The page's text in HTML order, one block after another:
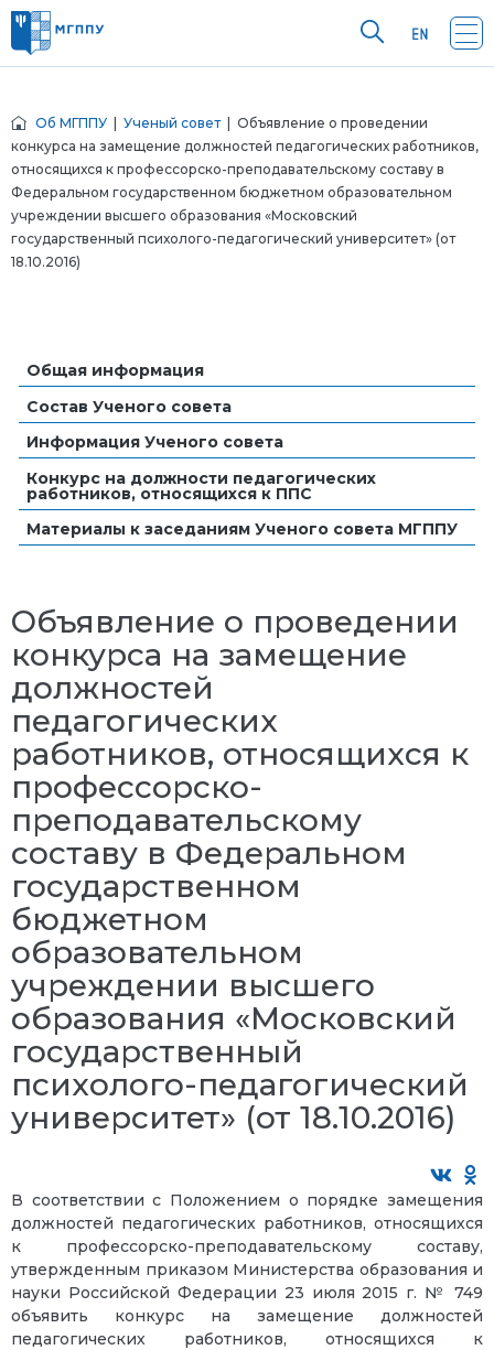
Об МГППУ Ученый совет| Объявление о проведении
конкурса на замещение должностей педагогических работников,
относящихся к профессорско-преподавательскому составу в
Федеральном государственном бюджетном образовательном
учреждении высшего образования «Московский
государственный психолого-педагогический университет» (от
18.10.2016)
Общая информация
Состав Ученого совета
Информация Ученого совета
Конкурс на должности педагогических
работников, относящихся к ППС
Материалы к заседаниям Ученого совета МГППУ
Объявление о проведении
конкурса на замещение
должностей
педагогических
работников, относящихся к
профессорско-
преподавательскому
составу в Федеральном
государственном
бюджетном
образовательном
учреждении высшего
образования «Московский
государственный
психолого-педагогический
университет» (от 18.10.2016)
В соответствии с Положением о порядке замещения
должностей педагогических работников, относящихся
к профессорско-преподавательскому составу,
утвержденным приказом Министерства образования и
науки Российской Федерации 23 июля 2015 г. № 749
объявить конкурс на замещение должностей
педагогических работников, относящихся к